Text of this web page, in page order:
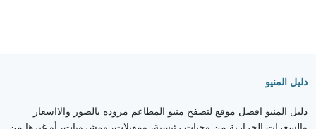
دليل المنيو
دليل المنيو افضل موقع لتصفح منيو المطاعم مزوده بالصور والااسعار